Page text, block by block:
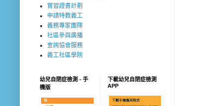
實習證書計劃
申請特教義工
義務專家團隊
社區參與廣播
查詢協會服務
義工社區學院
幼兒自閉症檢測 - 手
機版
下載幼兒自閉症檢測
APP